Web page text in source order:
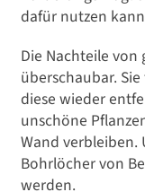
dafür nutzen
Die Nachteile von
überschaubar.
diese wieder
unschöne
Wand verbleiben.
Bohrlöcher von
werden.